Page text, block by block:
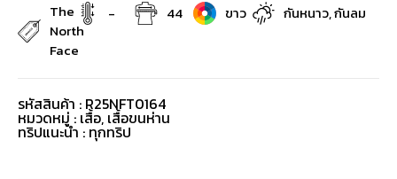
The
North
Face
- 44 ขาว กันหนาว, กันลม
รหัสสินค้า : R25NFT0164
หมวดหมู่ : เสื้อ, เสื้อขนห่าน
ทริปแนะนำ : ทุกทริป